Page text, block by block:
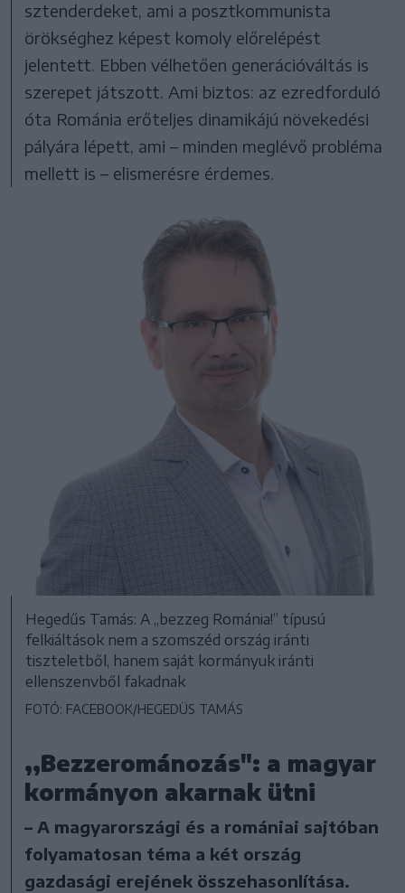
sztenderdeket, ami a posztkommunista
örökséghez képest komoly előrelépést
jelentett. Ebben vélhetően generációváltás is
szerepet játszott. Ami biztos: az ezredforduló
óta Románia erőteljes dinamikájú növekedési
pályára lépett, ami – minden meglévő probléma
mellett is – elismerésre érdemes.
Hegedűs Tamás: A „bezzeg Románia!” típusú
felkiáltások nem a szomszéd ország iránti
tiszteletből, hanem saját kormányuk iránti
ellenszenvből fakadnak
FOTÓ: FACEBOOK/HEGEDÜS TAMÁS
,,Bezzerománozás": a magyar
kormányon akarnak ütni
– A magyarországi és a romániai sajtóban
folyamatosan téma a két ország
gazdasági erejének összehasonlítása.